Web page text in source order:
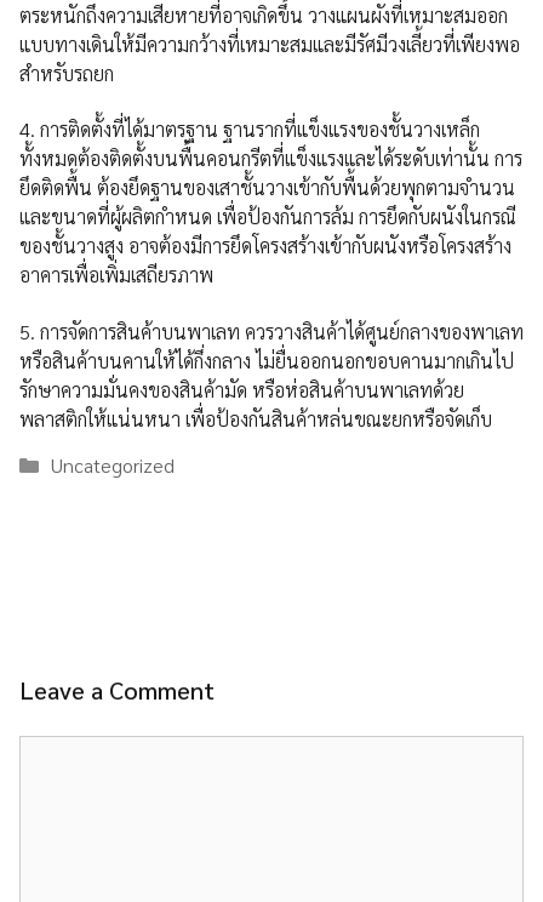
ตระหนักถึงความเสียหายที่อาจเกิดขึ้น วางแผนผังที่เหมาะสมออก
แบบทางเดินให้มีความกว้างที่เหมาะสมและมีรัศมีวงเลี้ยวที่เพียงพอ
สำหรับรถยก
4. การติดตั้งที่ได้มาตรฐาน ฐานรากที่แข็งแรงของชั้นวางเหล็ก
ทั้งหมดต้องติดตั้งบนพื้นคอนกรีตที่แข็งแรงและได้ระดับเท่านั้น การ
ยึดติดพื้น ต้องยึดฐานของเสาชั้นวางเข้ากับพื้นด้วยพุกตามจำนวน
และขนาดที่ผู้ผลิตกำหนด เพื่อป้องกันการล้ม การยึดกับผนังในกรณี
ของชั้นวางสูง อาจต้องมีการยึดโครงสร้างเข้ากับผนังหรือโครงสร้าง
อาคารเพื่อเพิ่มเสถียรภาพ
5. การจัดการสินค้าบนพาเลท ควรวางสินค้าได้ศูนย์กลางของพาเลท
หรือสินค้าบนคานให้ได้กึ่งกลาง ไม่ยื่นออกนอกขอบคานมากเกินไป
รักษาความมั่นคงของสินค้ามัด หรือห่อสินค้าบนพาเลทด้วย
พลาสติกให้แน่นหนา เพื่อป้องกันสินค้าหล่นขณะยกหรือจัดเก็บ
Categories
Uncategorized
Leave a Comment